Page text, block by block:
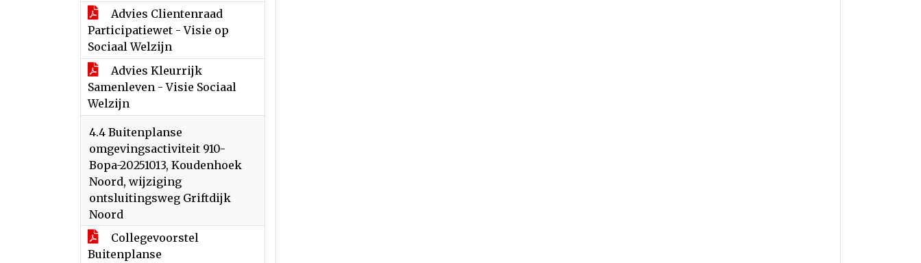
Advies Clientenraad
Participatiewet - Visie op
Sociaal Welzijn
Advies Kleurrijk
Samenleven - Visie Sociaal
Welzijn
4.4 Buitenplanse
omgevingsactiviteit 910-
Bopa-20251013, Koudenhoek
Noord, wijziging
ontsluitingsweg Griftdijk
Noord
Collegevoorstel
Buitenplanse